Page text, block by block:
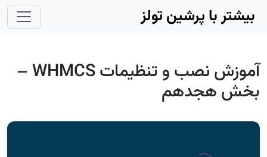
Skip to main content
بیشتر با پرشین تولز
آموزش نصب و تنظیمات WHMCS –
بخش هجدهم